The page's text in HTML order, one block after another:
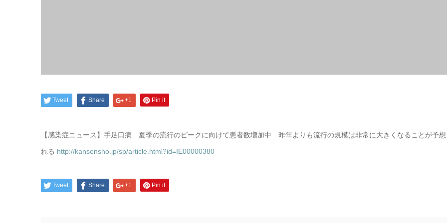
Tweet Share +1 Pin it
【感染症ニュース】手足口病 夏季の流行のピークに向けて患者数増加中 昨年よりも流行の規模は非常に大きくなることが予
れる http://kansensho.jp/sp/article.html?id=IE00000380
Tweet Share +1 Pin it